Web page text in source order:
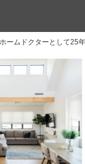
ームドクターとして25